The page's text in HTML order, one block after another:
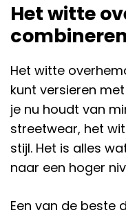
Het witte
Het witte
kunt versieren
je nu houdt van
streetwear, het
stijl. Het is alles
naar een hoger
Een van de beste